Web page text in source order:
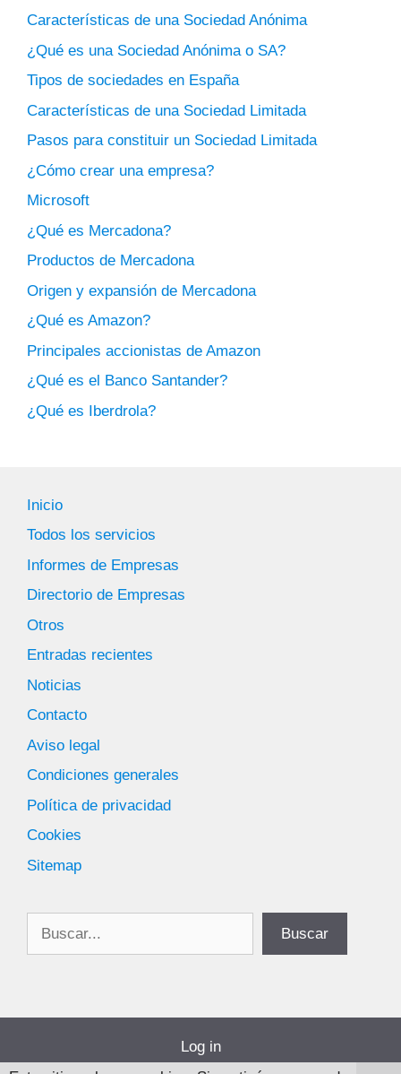
Características de una Sociedad Anónima
¿Qué es una Sociedad Anónima o SA?
Tipos de sociedades en España
Características de una Sociedad Limitada
Pasos para constituir un Sociedad Limitada
¿Cómo crear una empresa?
Microsoft
¿Qué es Mercadona?
Productos de Mercadona
Origen y expansión de Mercadona
¿Qué es Amazon?
Principales accionistas de Amazon
¿Qué es el Banco Santander?
¿Qué es Iberdrola?
Inicio
Todos los servicios
Informes de Empresas
Directorio de Empresas
Otros
Entradas recientes
Noticias
Contacto
Aviso legal
Condiciones generales
Política de privacidad
Cookies
Sitemap
Buscar
Log in